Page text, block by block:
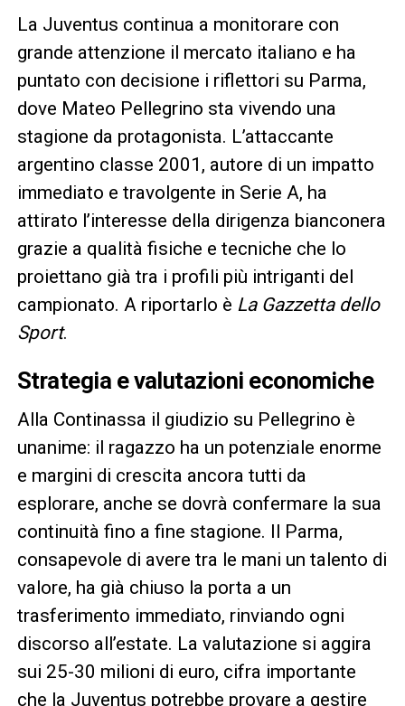
La Juventus continua a monitorare con
grande attenzione il mercato italiano e ha
puntato con decisione i riflettori su Parma,
dove Mateo Pellegrino sta vivendo una
stagione da protagonista. L’attaccante
argentino classe 2001, autore di un impatto
immediato e travolgente in Serie A, ha
attirato l’interesse della dirigenza bianconera
grazie a qualità fisiche e tecniche che lo
proiettano già tra i profili più intriganti del
campionato. A riportarlo è La Gazzetta dello
Sport.
Strategia e valutazioni economiche
Alla Continassa il giudizio su Pellegrino è
unanime: il ragazzo ha un potenziale enorme
e margini di crescita ancora tutti da
esplorare, anche se dovrà confermare la sua
continuità fino a fine stagione. Il Parma,
consapevole di avere tra le mani un talento di
valore, ha già chiuso la porta a un
trasferimento immediato, rinviando ogni
discorso all’estate. La valutazione si aggira
sui 25-30 milioni di euro, cifra importante
che la Juventus potrebbe provare a gestire